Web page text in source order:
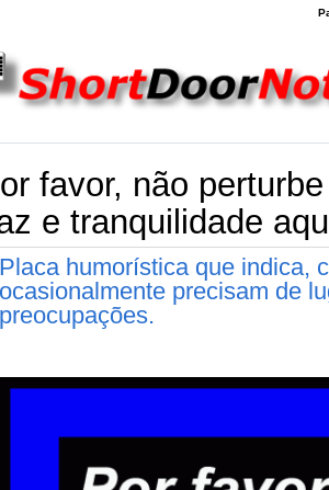
favor, não
e tranquilidade
Placa humorística que indica,
ocasionalmente precisam de
preocupações.